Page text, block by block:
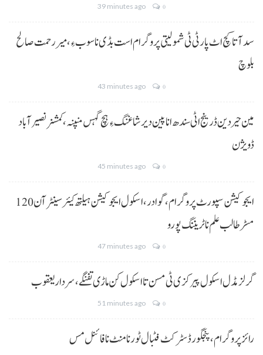
39 minutes ago 0
سد آتا کچ اٹ پارٹی ٹی شمولیتی پروگرام است بڈی نا سوب ءِ،میر رحمت صالح
بلوچ
43 minutes ago 0
مین حیردین ڈرینج اٹی سندھ انا پین دیر شاغنگ ءِ ہچ گہس منپنہ،کمشنر نصیرآباد
ڈویژن
45 minutes ago 0
ایجوکیشن سپورٹ پروگرام،گوادر، اسکول ایجوکیشن ہیلتھ کیئر سینٹر آن 120
مسڑ طالب علم نا ٹریننگ پورو
47 minutes ago 0
گرلز مڈل اسکول پیرکزی ٹی مسن تا اسکول کن ماڑی تفنگے، سردار یعقوب
51 minutes ago 0
رائز پروگرام، پنجگور ڈسٹرکٹ فٹبال ٹورنامنٹ نا فائنل مس